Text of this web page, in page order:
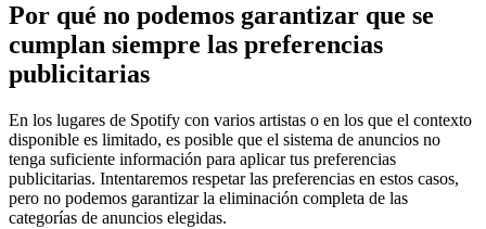
Por qué no podemos garantizar que se
cumplan siempre las preferencias
publicitarias
En los lugares de Spotify con varios artistas o en los que el contexto
disponible es limitado, es posible que el sistema de anuncios no
tenga suficiente información para aplicar tus preferencias
publicitarias. Intentaremos respetar las preferencias en estos casos,
pero no podemos garantizar la eliminación completa de las
categorías de anuncios elegidas.